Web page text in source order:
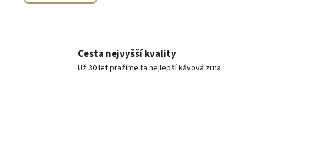
Cesta nejvyšší kvality
Už 30 let pražíme ta nejlepší kávová zrna.